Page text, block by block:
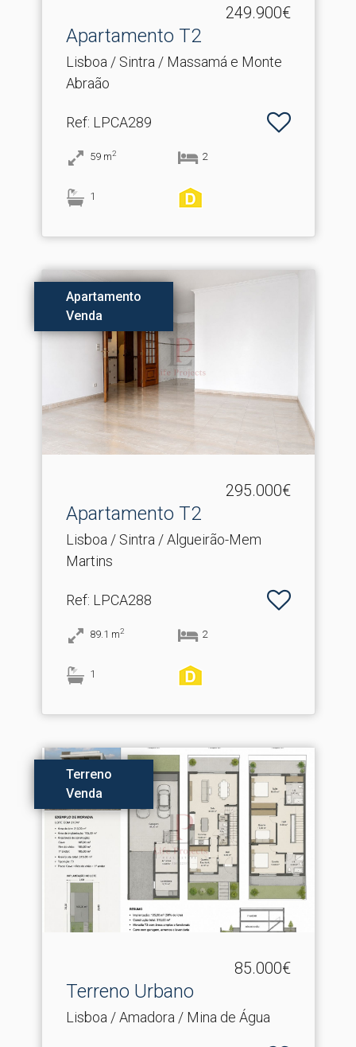
249.900€
Apartamento T2
Lisboa / Sintra / Massamá e Monte
Abraão
Ref: LPCA289
59 m2 2
1
Apartamento
Venda
295.000€
Apartamento T2
Lisboa / Sintra / Algueirão-Mem
Martins
Ref: LPCA288
89.1 m2 2
1
Terreno
Venda
85.000€
Terreno Urbano
Lisboa / Amadora / Mina de Água